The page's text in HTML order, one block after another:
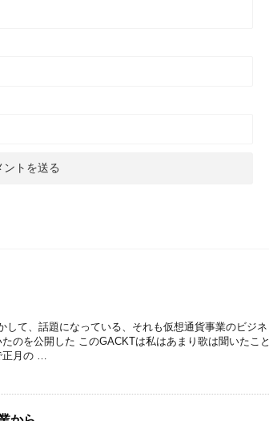
して、話題になっている、それも仮想通貨事業のビジネ
のを公開した このGACKTは私はあまり歌は聞いたこと
正月の …